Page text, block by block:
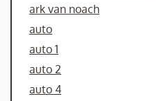
ark van noach
auto
auto 1
auto 2
auto 4